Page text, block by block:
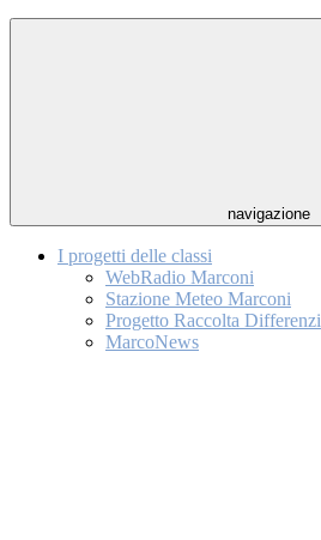
navigazione
I progetti delle classi
WebRadio Marconi
Stazione Meteo Marconi
Progetto Raccolta
MarcoNews